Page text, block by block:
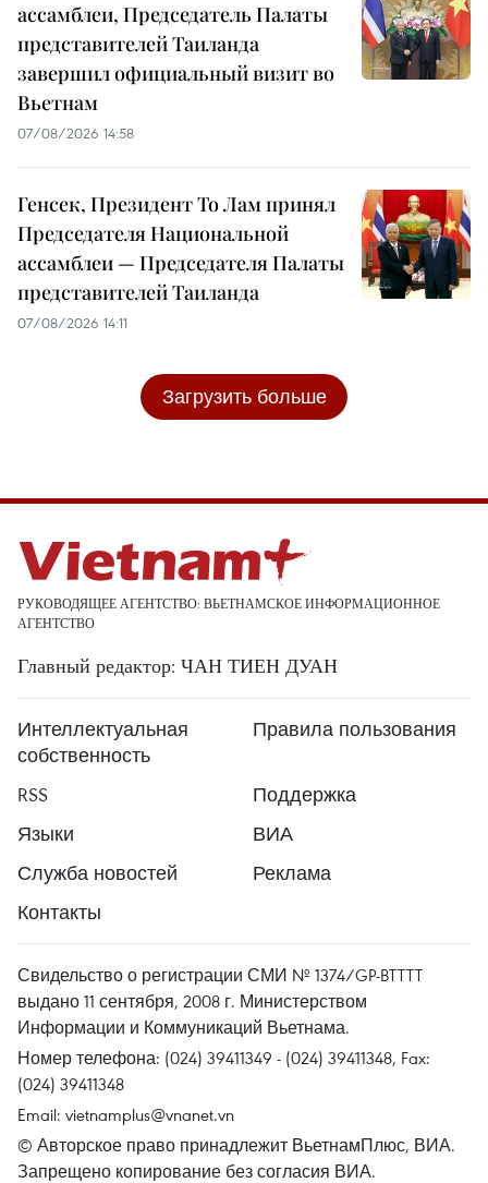
ассамблеи, Председатель Палаты
представителей Таиланда
завершил официальный визит во
Вьетнам
07/08/2026 14:58
Генсек, Президент То Лам принял
Председателя Национальной
ассамблеи — Председателя Палаты
представителей Таиланда
07/08/2026 14:11
Загрузить больше
РУКОВОДЯЩЕЕ АГЕНТСТВО: ВЬЕТНАМСКОЕ ИНФОРМАЦИОННОЕ
АГЕНТСТВО
Главный редактор: ЧАН ТИЕН ДУАН
Интеллектуальная
собственность
Правила пользования
RSS
Поддержка
Языки
ВИА
Служба новостей
Реклама
Контакты
Свидельство о регистрации СМИ № 1374/GP-BTTTT
выдано 11 сентября, 2008 г. Министерством
Информации и Коммуникаций Вьетнама.
Номер телефона: (024) 39411349 - (024) 39411348, Fax:
(024) 39411348
Email: vietnamplus@vnanet.vn
© Авторское право принадлежит ВьетнамПлюс, ВИА.
Запрещено копирование без согласия ВИА.